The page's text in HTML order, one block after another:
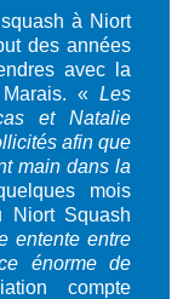
à Niort
des années
avec la
« Les
et Natalie
afin que
main dans la
mois
Niort Squash
entente entre
énorme de
compte